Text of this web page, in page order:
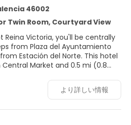
46002
Twin Room, Courtyard View
Reina Victoria, you'll be centrally
from Plaza del Ayuntamiento
del Norte. This hotel
Market and 0.5 mi (0.8
amenities, which include
internet access and concierge
より詳しい情報